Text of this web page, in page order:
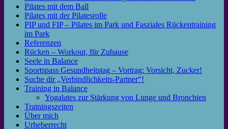
Pilates mit dem Ball
Pilates mit der Pilatesrolle
PIP und FIP – Pilates im Park und Fasziales Rückentraining
im Park
Referenzen
Rücken – Workout, für Zuhause
Seele in Balance
Sportspass Gesundheitstag – Vortrag: Vorsicht, Zucker!
Suche dir „Verbindlichkeits-Partner“!
Training in Balance
Yogalates zur Stärkung von Lunge und Bronchien
Trainingszeiten
Über mich
Urheberrecht